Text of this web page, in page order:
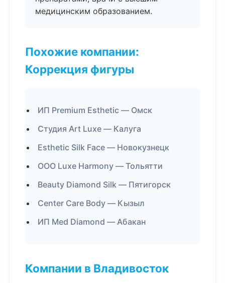
медицинским образованием.
Похожие компании:
Коррекция фигуры
ИП Premium Esthetic — Омск
Студия Art Luxe — Калуга
Esthetic Silk Face — Новокузнецк
ООО Luxe Harmony — Тольятти
Beauty Diamond Silk — Пятигорск
Center Care Body — Кызыл
ИП Med Diamond — Абакан
Компании в Владивосток